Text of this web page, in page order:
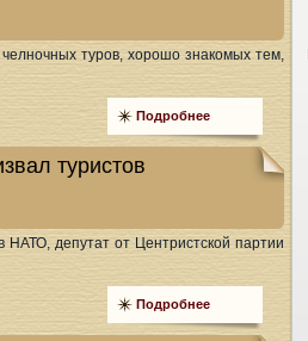
туров, хорошо знакомых тем,
Подробнее
туристов
депутат от Центристской партии
Подробнее